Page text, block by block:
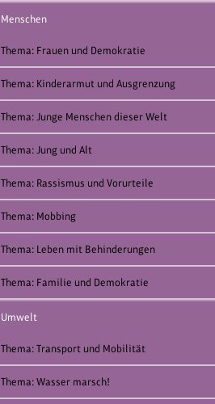
Menschen
Thema: Frauen und Demokratie
Thema: Kinderarmut und Ausgrenzung
Thema: Junge Menschen dieser Welt
Thema: Jung und Alt
Thema: Rassismus und Vorurteile
Thema: Mobbing
Thema: Leben mit Behinderungen
Thema: Familie und Demokratie
Umwelt
Thema: Transport und Mobilität
Thema: Wasser marsch!